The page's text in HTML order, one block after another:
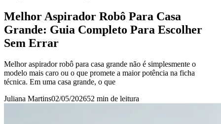
Melhor Aspirador Robô Para Casa
Grande: Guia Completo Para Escolher
Sem Errar
Melhor aspirador robô para casa grande não é simplesmente o
modelo mais caro ou o que promete a maior potência na ficha
técnica. Em uma casa grande, o que
Juliana Martins02/05/202652 min de leitura